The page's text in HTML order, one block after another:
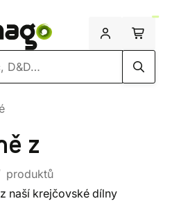
z
produktů
z naší krejčovské dílny